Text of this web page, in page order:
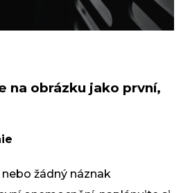
na obrázku jako první,
žádný náznak